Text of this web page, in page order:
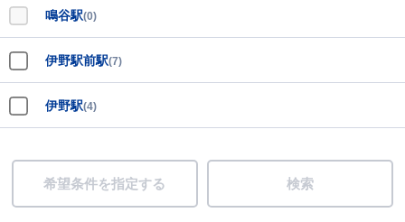
鳴谷駅(0)
伊野駅前駅(7)
伊野駅(4)
希望条件を指定する 検索